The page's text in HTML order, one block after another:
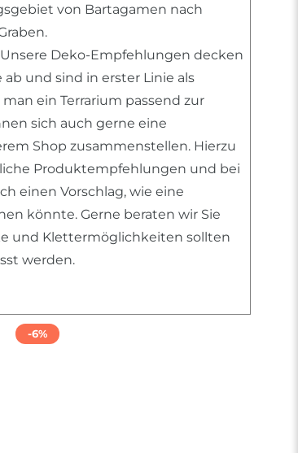
von Bartagamen nach
Unsere Deko-Empfehlungen decken
und sind in erster Linie als
ein Terrarium passend zur
sich auch gerne eine
Shop zusammenstellen. Hierzu
Produktempfehlungen und bei
einen Vorschlag, wie eine
könnte. Gerne beraten wir Sie
und Klettermöglichkeiten sollten
werden.
-6%